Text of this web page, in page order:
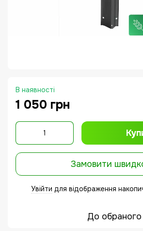
В наявності
1 050 грн
Замовити
Увійти для відображення
До обраного